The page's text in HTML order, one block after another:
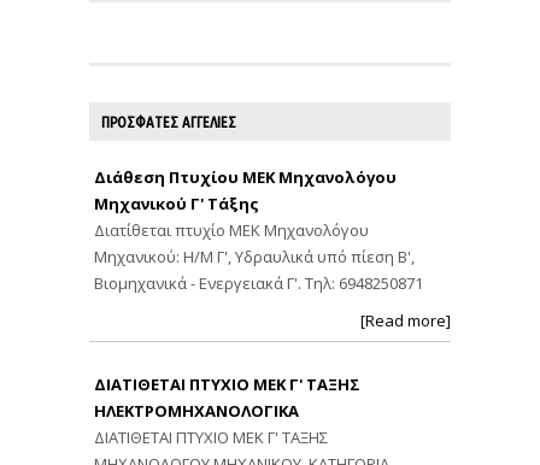
ΠΡΟΣΦΑΤΕΣ ΑΓΓΕΛΙΕΣ
Διάθεση Πτυχίου ΜΕΚ Μηχανολόγου
Μηχανικού Γ' Τάξης
Διατίθεται πτυχίο ΜΕΚ Μηχανολόγου
Μηχανικού: Η/Μ Γ', Υδραυλικά υπό πίεση Β',
Βιομηχανικά - Ενεργειακά Γ'. Τηλ: 6948250871
[Read more]
ΔΙΑΤΙΘΕΤΑΙ ΠΤΥΧΙΟ ΜΕΚ Γ' ΤΑΞΗΣ
ΗΛΕΚΤΡΟΜΗΧΑΝΟΛΟΓΙΚΑ
ΔΙΑΤΙΘΕΤΑΙ ΠΤΥΧΙΟ ΜΕΚ Γ' ΤΑΞΗΣ